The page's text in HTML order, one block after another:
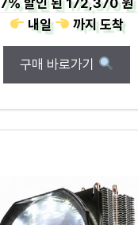
내일
까지도착
구매 바로가기